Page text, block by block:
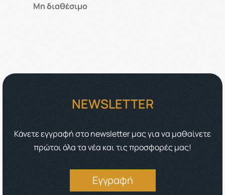
Μη διαθέσιμο
NEWSLETTER
Κάνετε εγγραφή στο newsletter μας για να μαθαίνετε
πρώτοι όλα τα νέα και τις προσφορές μας!
Εγγραφή